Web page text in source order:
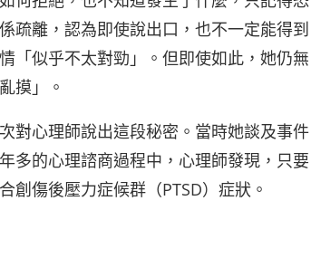
疏離，認為即使說出口，也不一定能得到
「似乎不太對勁」。但即使如此，她仍無
摸」。
對心理師說出這段秘密。當時她談及事件
多的心理諮商過程中，心理師發現，只要
傷後壓力症候群（PTSD）症狀。